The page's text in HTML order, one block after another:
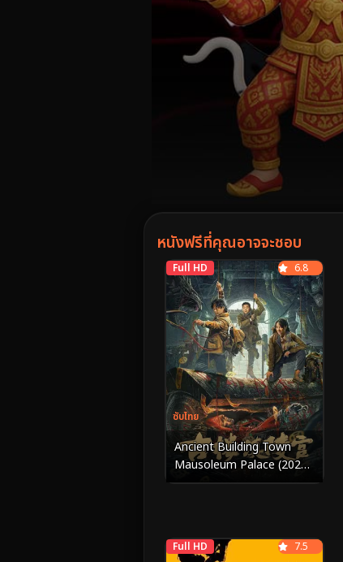
หนังฟรีที่คุณอาจจะชอบ
Full HD
ซับไทย
6.8
Ancient Building Town
Mausoleum Palace (2024)
สุสานเมืองกู่โหลว
Full HD 7.5